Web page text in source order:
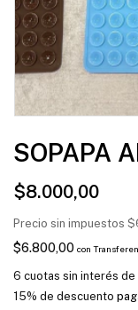
SOPAPA
$8.000,00
Precio sin impuestos
$6.800,00 con
6 cuotas sin interés de
15% de descuento